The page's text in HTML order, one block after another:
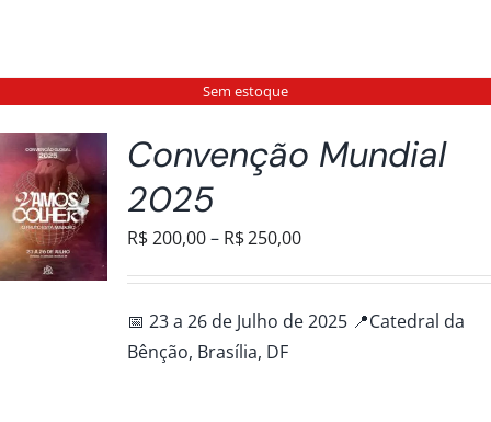
Sem estoque
Convenção Mundial
2025
R$200,00 – R$250,00Faixa
R$200,00
📅 23 a 26 de Julho de 2025 📍Catedral da
Bênção, Brasília, DF